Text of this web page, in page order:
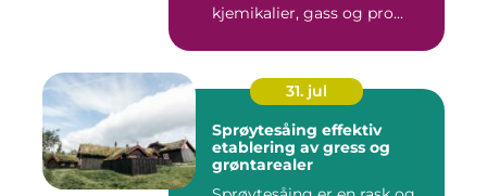
kjemikalier, gass og pro...
31. jul
Sprøytesåing effektiv
etablering av gress og
grøntarealer